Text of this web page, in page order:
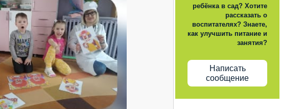
ребёнка в сад? Хотите
рассказать о
воспитателях? Знаете,
как улучшить питание и
занятия?
Написать
сообщение